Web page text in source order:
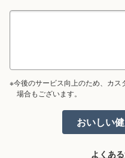
※今後のサービス向上のため、カス
場合もございます。
よくあ